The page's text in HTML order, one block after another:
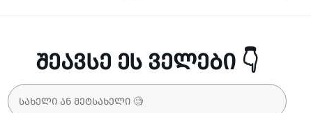
შეავსე ეს ველები 👇